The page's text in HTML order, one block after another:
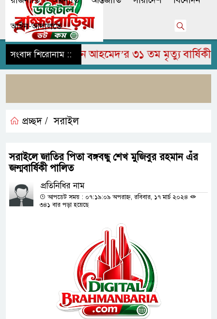
আইন-আদালতে
সংবাদ শিরোনাম ::
জামির উদ্দিন আহমেদ’র ৩১ তম মৃত্যু বার্ষিকী
প্রচ্ছদ / সরাইল
সরাইলে জাতির পিতা বঙ্গবন্ধু শেখ মুজিবুর রহমান এঁর
জন্মবার্ষিকী পালিত
প্রতিনিধির নাম
আপডেট সময় : ০৭:১৯:০৯ অপরাহ্ন, রবিবার, ১৭ মার্চ ২০২৪
৩৪১ বার পড়া হয়েছে